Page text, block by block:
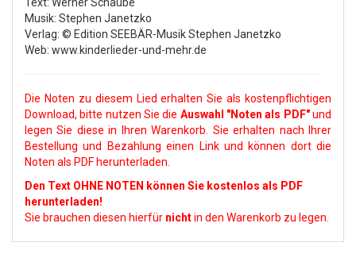
Musik: Stephen Janetzko
Verlag: © Edition SEEBÄR-Musik Stephen Janetzko
Web: www.kinderlieder-und-mehr.de
Die Noten zu diesem Lied erhalten Sie als kostenpflichtigen
Download, bitte nutzen Sie die Auswahl "Noten als PDF"und
legen Sie diese in Ihren Warenkorb. Sie erhalten nach Ihrer
Bestellung und Bezahlung einen Link und können dort die
Noten als PDF herunterladen.
Den Text OHNE NOTEN können Sie kostenlos als PDF
herunterladen!
Sie brauchen diesen hierfür nichtin den Warenkorb zu legen.